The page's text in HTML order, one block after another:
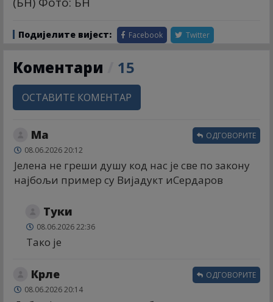
Подијелите вијест: Facebook Twitter
Коментари 15
ОСТАВИТЕ КОМЕНТАР
Ма
08.06.2026 20:12
Јелена не греши душу код нас је све по закону
најбољи пример су Вијадукт иСердаров
ОДГОВОРИТЕ
Туки
08.06.2026 22:36
Тако је
Крле
08.06.2026 20:14
ОДГОВОРИТЕ